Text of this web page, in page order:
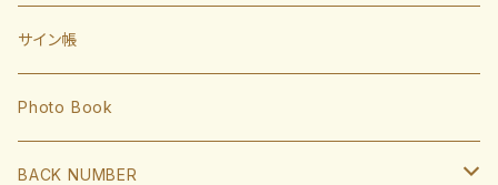
海野隆司
川瀬晃
山川穂高
外野手
近藤健介
中村晃
監督・コーチ
小久保裕紀監督
サイン帳
Photo Book
BACK NUMBER